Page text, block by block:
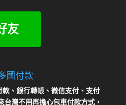
國付款
、銀行轉帳、微信支付、支付
灣不用再擔心包車付款方式，